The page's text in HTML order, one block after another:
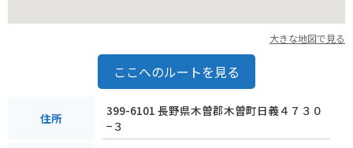
大きな地図で見る
ここへのルートを見る
住所
399-6101 長野県木曽郡木曽町日義４７３０
−３